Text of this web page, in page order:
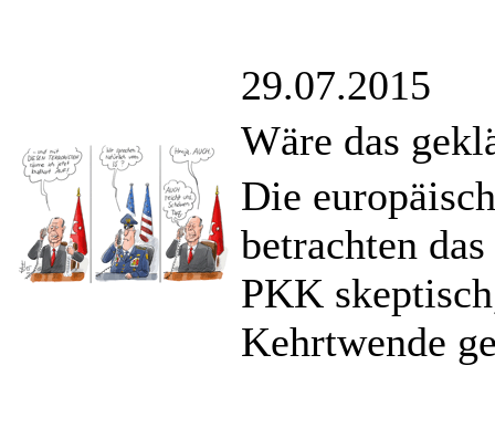
29.07.2015
Wäre das
Die
betrachten
PKK
Kehrtwende